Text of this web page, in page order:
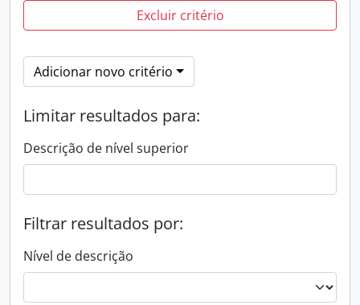
Excluir critério
Adicionar novo critério
Limitar resultados para:
Descrição de nível superior
Filtrar resultados por:
Nível de descrição